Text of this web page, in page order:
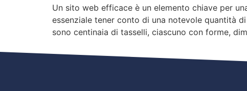
Un sito web efficace è un elemento chiave per
essenziale tener conto di una notevole quantità
sono centinaia di tasselli, ciascuno con forme,